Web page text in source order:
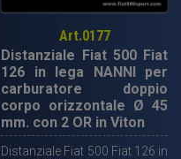
Art.0177
Distanziale Fiat 500 Fiat
126 in lega NANNI per
carburatore doppio
corpo orizzontale Ø 45
mm. con 2 OR in Viton
Distanziale Fiat 500 Fiat 126 in